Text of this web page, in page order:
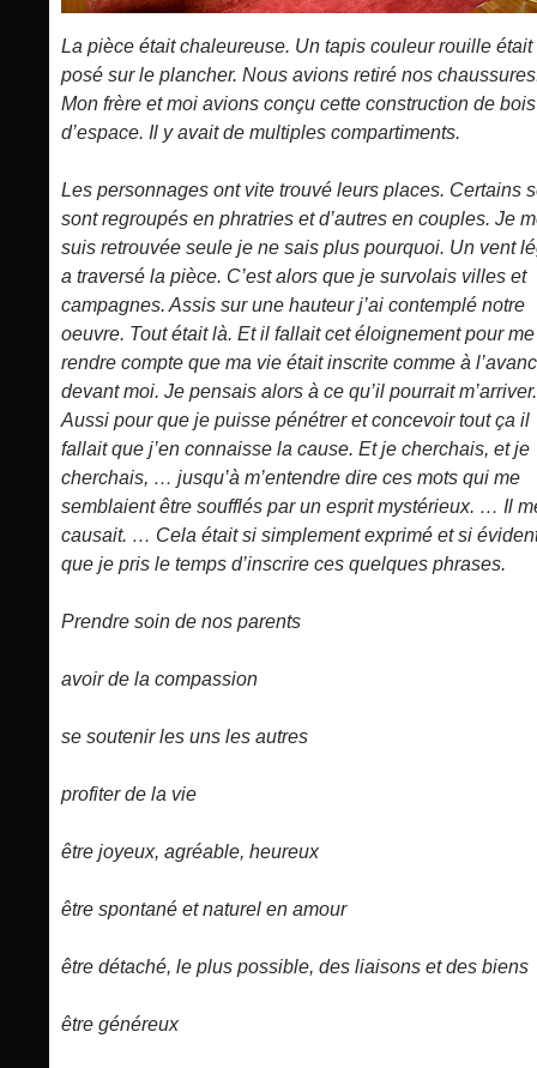
La pièce était chaleureuse. Un tapis couleur rouille était
posé sur le plancher. Nous avions retiré nos
Mon frère et moi avions conçu cette construction de
d’espace. Il y avait de multiples compartiments.
Les personnages ont vite trouvé leurs places. Certains
sont regroupés en phratries et d’autres en couples. Je
suis retrouvée seule je ne sais plus pourquoi. Un vent
a traversé la pièce. C’est alors que je survolais villes et
campagnes. Assis sur une hauteur j’ai contemplé notre
oeuvre. Tout était là. Et il fallait cet éloignement pour me
rendre compte que ma vie était inscrite comme à
devant moi. Je pensais alors à ce qu’il pourrait m’arriver.
Aussi pour que je puisse pénétrer et concevoir tout ça il
fallait que j’en connaisse la cause. Et je cherchais, et je
cherchais, … jusqu’à m’entendre dire ces mots qui me
semblaient être soufflés par un esprit mystérieux. … Il
causait. … Cela était si simplement exprimé et si
que je pris le temps d’inscrire ces quelques phrases.
Prendre soin de nos parents
avoir de la compassion
se soutenir les uns les autres
profiter de la vie
être joyeux, agréable, heureux
être spontané et naturel en amour
être détaché, le plus possible, des liaisons et des biens
être généreux